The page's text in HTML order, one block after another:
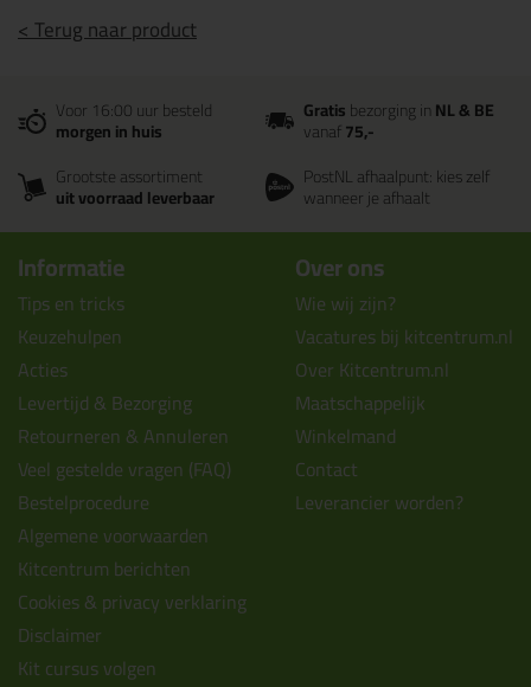
< Terug naar product
Voor 16:00 uur besteld
morgen in huis
Gratisbezorging inNL & BE
vanaf75,-
Grootste assortiment
uit voorraad leverbaar
PostNL afhaalpunt: kies zelf
wanneer je afhaalt
Informatie
Tips en tricks
Keuzehulpen
Acties
Levertijd & Bezorging
Retourneren & Annuleren
Veel gestelde vragen (FAQ)
Bestelprocedure
Algemene voorwaarden
Kitcentrum berichten
Cookies & privacy verklaring
Disclaimer
Kit cursus volgen
Over ons
Wie wij zijn?
Vacatures bij kitcentrum.nl
Over Kitcentrum.nl
Maatschappelijk
Winkelmand
Contact
Leverancier worden?